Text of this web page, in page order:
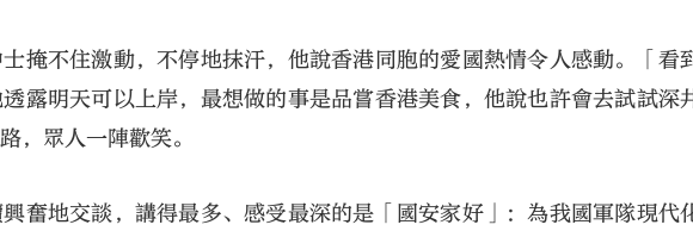
掩不住激動，不停地抹汗，他說香港同胞的愛國熱情令人感動。「看
露明天可以上岸，最想做的事是品嘗香港美食，他說也許會去試試深
，眾人一陣歡笑。
奮地交談，講得最多、感受最深的是「國安家好」：為我國軍隊現代